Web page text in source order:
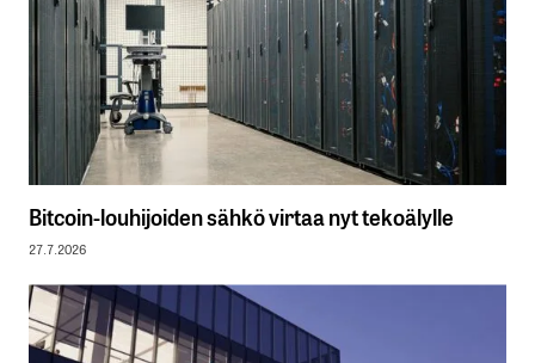
Bitcoin-louhijoiden sähkö virtaa nyt tekoälylle
27.7.2026